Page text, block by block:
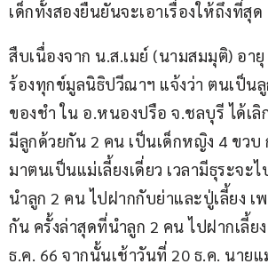
เด็กทั้งสองยืนยันจะเอาเรื่องให้ถึงที่สุด
สืบเนื่องจาก น.ส.เมย์ (นามสมมุติ) อา
ร้องทุกข์มูลนิธิปวีณาฯ แจ้งว่า ตนเป็นลู
ของชำ ใน อ.หนองปรือ จ.ชลบุรี ได้เ
มีลูกด้วยกัน 2 คน เป็นเด็กหญิง 4 ขว
มาตนเป็นแม่เลี้ยงเดี่ยว เวลามีธุระจะ
นำลูก 2 คน ไปฝากกับย่าและปู่เลี้ยง เ
กัน ครั้งล่าสุดที่นำลูก 2 คน ไปฝากเลี้ย
ธ.ค. 66 จากนั้นเช้าวันที่ 20 ธ.ค. นาย